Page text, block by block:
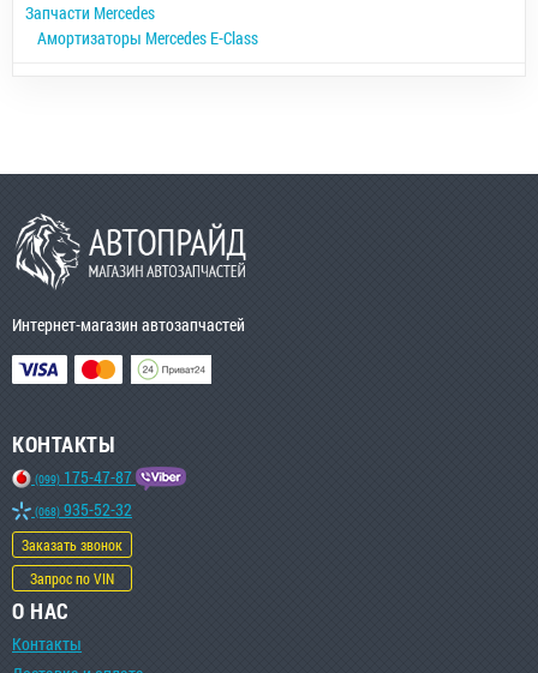
Запчасти Mercedes
Амортизаторы Mercedes E-Class
Интернет-магазин автозапчастей
КОНТАКТЫ
(099) 175-47-87
(068) 935-52-32
Заказать звонок
Запрос по VIN
О НАС
Контакты